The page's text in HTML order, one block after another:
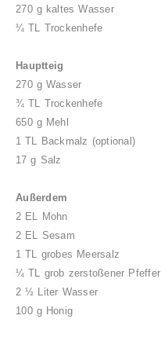
270 g kaltes Wasser
¼ TL Trockenhefe
Hauptteig
270 g Wasser
¾ TL Trockenhefe
650 g Mehl
1 TL Backmalz (optional)
17 g Salz
Außerdem
2 EL Mohn
2 EL Sesam
1 TL grobes Meersalz
¼ TL grob zerstoßener Pfeffer
2 ½ Liter Wasser
100 g Honig